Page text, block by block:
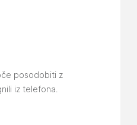
posodobiti z
iz telefona.